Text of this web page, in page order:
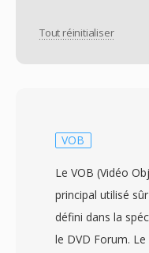
Tout réinitialiser
VOB
Le VOB (Vidéo
principal utilisé
défini dans la
le DVD Forum.